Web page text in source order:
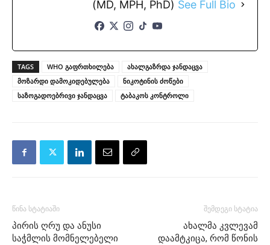
(MD, MPH, PhD) See Full Bio
TAGS WHO გაფრთხილება
ახალგაზრდა ჯანდაცვა
მოზარდი დამოკიდებულება
ნიკოტინის ძოწები
საზოგადოებრივი ჯანდაცვა
ტაბაკოს კონტროლი
წინა სტატიაში
პირის ღრუ და ანუსი
საჭმლის მომნელებელი
შემდეგი სტატია
ახალმა კვლევამ
დაამტკიცა, რომ წონის